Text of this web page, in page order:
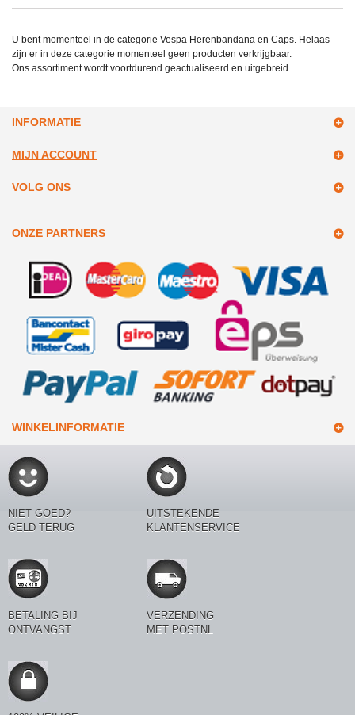
U bent momenteel in de categorie Vespa Herenbandana en Caps. Helaas
zijn er in deze categorie momenteel geen producten verkrijgbaar.
Ons assortiment wordt voortdurend geactualiseerd en uitgebreid.
INFORMATIE
MIJN ACCOUNT
VOLG ONS
ONZE PARTNERS
WINKELINFORMATIE
NIET GOED?
GELD TERUG
UITSTEKENDE
KLANTENSERVICE
BETALING BIJ
ONTVANGST
VERZENDING
MET POSTNL